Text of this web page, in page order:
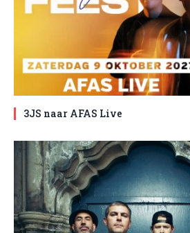
3JS naar AFAS Live